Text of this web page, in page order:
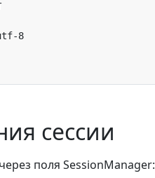
сессии
поля SessionManager: